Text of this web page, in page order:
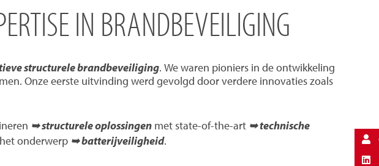
IN BRANDBEVEILIGING
structurele brandbeveiliging. We waren pioniers in de ontwikkeling
Onze eerste uitvinding werd gevolgd door verdere innovaties zoals
➥ structurele oplossingen met state-of-the-art ➥ technische
onderwerp ➥ batterijveiligheid.